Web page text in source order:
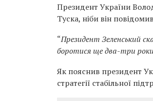
Президент України
Туска, ніби він
“Президент Зеленський
боротися ще два-три роки
Як пояснив президент
стратегії стабільної